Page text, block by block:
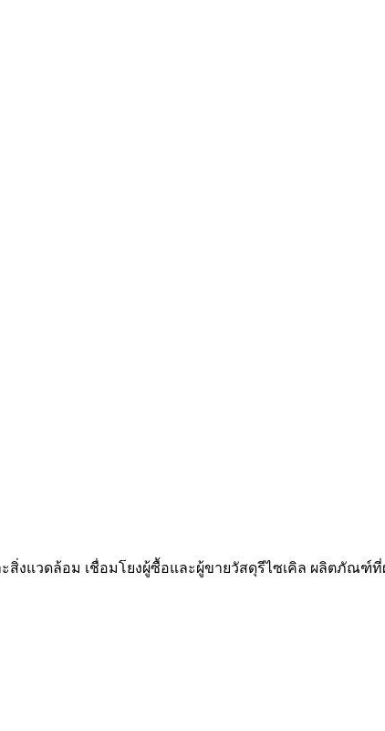
สิ่งแวดล้อม เชื่อมโยงผู้ซื้อและผู้ขายวัสดุรีไซเคิล ผลิตภัณฑ์